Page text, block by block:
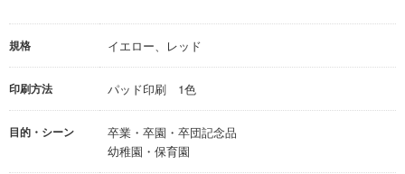
規格 イエロー、レッド
印刷方法 パッド印刷 1色
目的・シーン
卒業・卒園・卒団記念品
幼稚園・保育園